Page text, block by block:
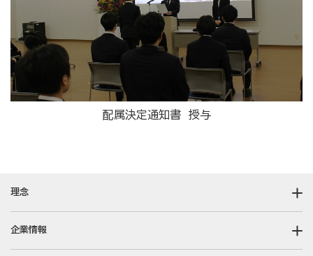
配属決定通知書 授与
理念
企業情報